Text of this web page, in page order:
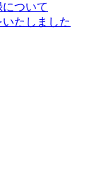
について
たしました